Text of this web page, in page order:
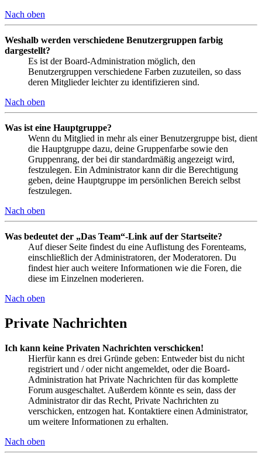
Nach oben
Weshalb werden verschiedene Benutzergruppen farbig
dargestellt?
Es ist der Board-Administration möglich, den
Benutzergruppen verschiedene Farben zuzuteilen, so dass
deren Mitglieder leichter zu identifizieren sind.
Nach oben
Was ist eine Hauptgruppe?
Wenn du Mitglied in mehr als einer Benutzergruppe bist, dient
die Hauptgruppe dazu, deine Gruppenfarbe sowie den
Gruppenrang, der bei dir standardmäßig angezeigt wird,
festzulegen. Ein Administrator kann dir die Berechtigung
geben, deine Hauptgruppe im persönlichen Bereich selbst
festzulegen.
Nach oben
Was bedeutet der „Das Team“-Link auf der Startseite?
Auf dieser Seite findest du eine Auflistung des Forenteams,
einschließlich der Administratoren, der Moderatoren. Du
findest hier auch weitere Informationen wie die Foren, die
diese im Einzelnen moderieren.
Nach oben
Private Nachrichten
Ich kann keine Privaten Nachrichten verschicken!
Hierfür kann es drei Gründe geben: Entweder bist du nicht
registriert und / oder nicht angemeldet, oder die Board-
Administration hat Private Nachrichten für das komplette
Forum ausgeschaltet. Außerdem könnte es sein, dass der
Administrator dir das Recht, Private Nachrichten zu
verschicken, entzogen hat. Kontaktiere einen Administrator,
um weitere Informationen zu erhalten.
Nach oben